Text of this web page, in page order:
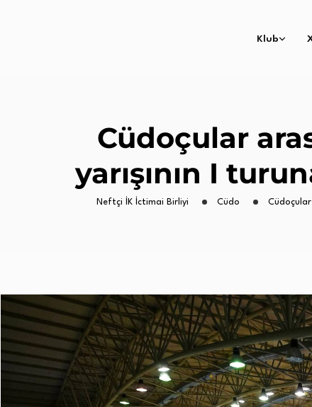
Klub
Cüdoçular
yarışının I
Neftçi İK İctimai Birliyi Cüdo Cüdoçular